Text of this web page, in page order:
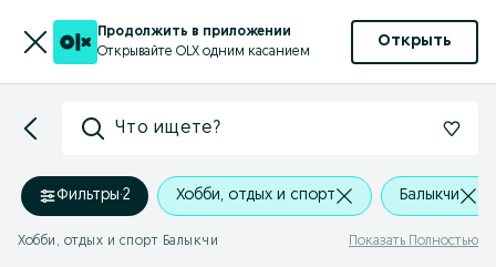
Продолжить в приложении
Открывайте OLX одним касанием
Открыть
Что ищете?
Фильтры·2 Хобби, отдых и спорт Балыкчи
Хобби, отдых и спорт Балыкчи Показать Полностью